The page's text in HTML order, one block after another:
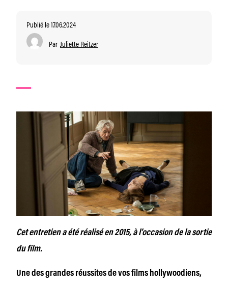
Publié le 17.06.2024
Par Juliette Reitzer
Cet entretien a été réalisé en 2015, à l’occasion de la sortie
du film.
Une des grandes réussites de vos films hollywoodiens,